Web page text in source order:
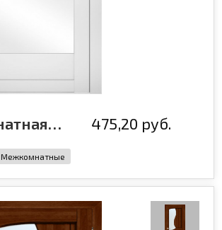
Межкомнатная дверь эмалированная Flash ECO 15 Белый 475,20 руб.
Межкомнатные